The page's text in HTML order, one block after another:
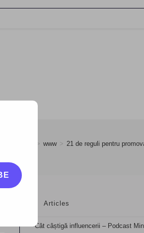
> www > 21 de reguli pentru
Articles
Cât câștigă influencerii – Podcast